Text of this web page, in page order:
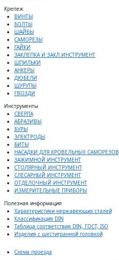
Крепеж
ВИНТЫ
БОЛТЫ
ШАЙБЫ
САМОРЕЗЫ
ГАЙКИ
ЗАКЛЕПКА И ЗАКЛ.ИНСТРУМЕНТ
ШПИЛЬКИ
АНКЕРЫ
ДЮБЕЛИ
ШУРУПЫ
ГВОЗДИ
Инструменты
СВЕРЛА
АБРАЗИВЫ
БУРЫ
ЭЛЕКТРОДЫ
БИТЫ
НАСАДКИ ДЛЯ КРОВЕЛЬНЫХ САМОРЕЗОВ
ЗАЖИМНОЙ ИНСТРУМЕНТ
СТОЛЯРНЫЙ ИНСТРУМЕНТ
СЛЕСАРНЫЙ ИНСТРУМЕНТ
ОТДЕЛОЧНЫЙ ИНСТРУМЕНТ
ИЗМЕРИТЕЛЬНЫЕ ПРИБОРЫ
Полезная информация
Характеристики нержавеющих сталей
Классификация DIN
Таблица соответствия DIN, ГОСТ, ISO
Изделия с шестигранной головкой
Схема проезда